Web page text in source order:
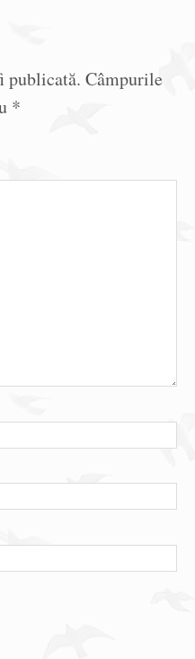
publicată. Câmpurile
*